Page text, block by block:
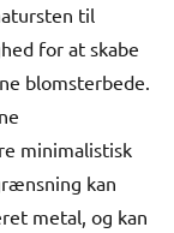
til
for at skabe
blomsterbede.
minimalistisk
kan
metal, og kan